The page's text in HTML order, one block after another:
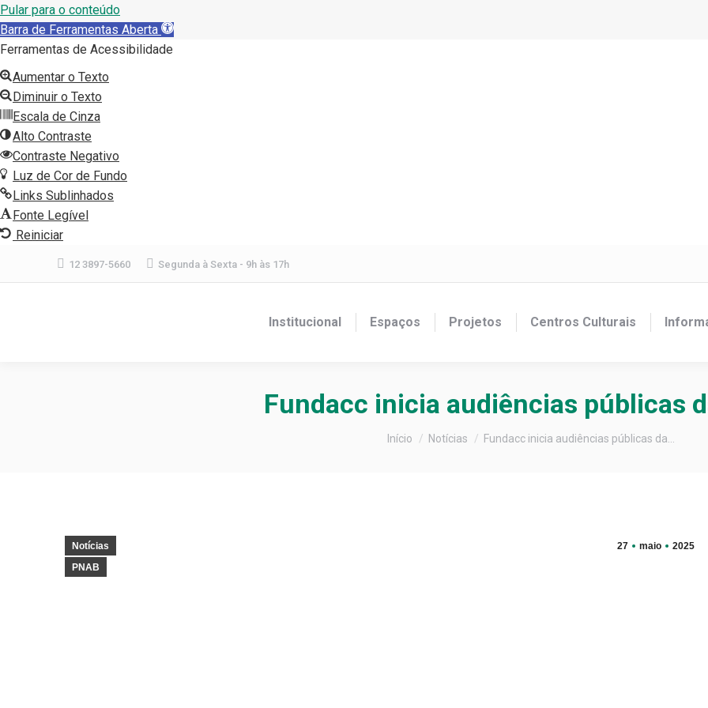
Pular para o conteúdo
Barra de Ferramentas Aberta
Ferramentas de Acessibilidade
Aumentar o Texto
Diminuir o Texto
Escala de Cinza
Alto Contraste
Contraste Negativo
Luz de Cor de Fundo
Links Sublinhados
Fonte Legível
Reiniciar
12 3897-5660 Segunda à Sexta - 9h às 17h
Institucional Espaços Projetos Centros Culturais
Fundacc inicia audiências públicas
Você está aqui:
Início Notícias Fundacc inicia audiências públicas da…
27 maio 2025
Notícias
PNAB